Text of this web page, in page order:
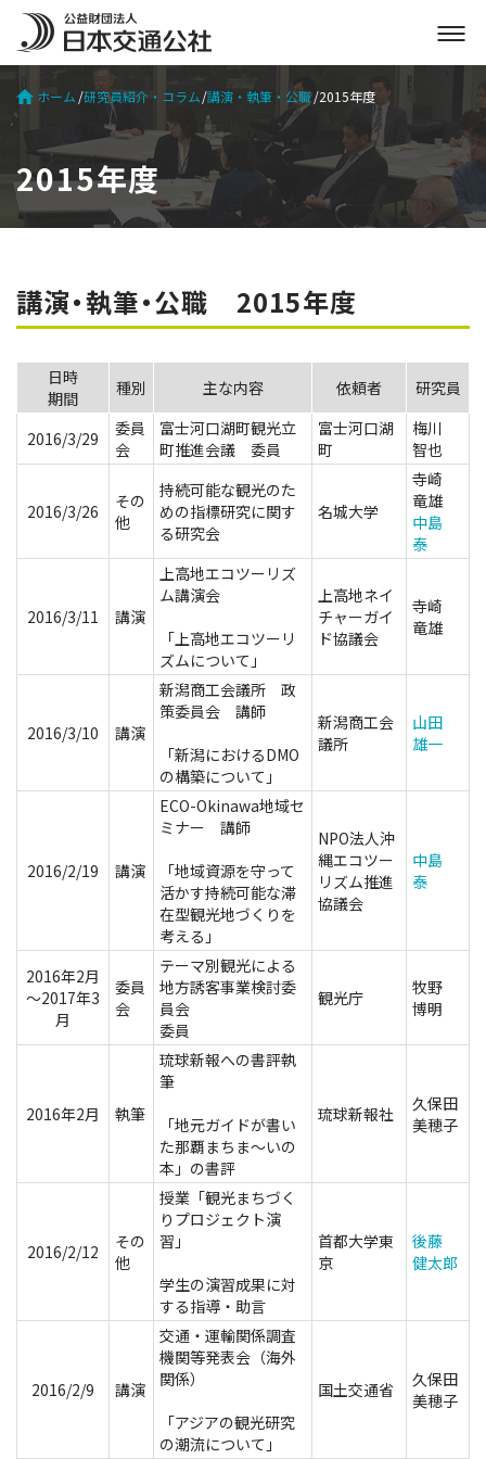
メ
ニ
を
開
ホーム 研究員紹介・コラム 講演・執筆・公職 2015年度
2015年度
講演・執筆・公職 2015年度
日時
期間
種別 主な内容 依頼者 研究員
2016/3/29
委員
会
富士河口湖町観光立
町推進会議 委員
富士河口湖
町
梅川
智也
2016/3/26
その
他
持続可能な観光のた
めの指標研究に関す
る研究会
名城大学
寺崎
竜雄
中島
泰
2016/3/11 講演
上高地エコツーリズ
ム講演会
「上高地エコツーリ
ズムについて」
上高地ネイ
チャーガイ
ド協議会
寺崎
竜雄
2016/3/10 講演
新潟商工会議所 政
策委員会 講師
「新潟におけるDMO
の構築について」
新潟商工会
議所
山田
雄一
2016/2/19 講演
ECO-Okinawa地域セ
ミナー 講師
「地域資源を守って
活かす持続可能な滞
在型観光地づくりを
考える」
NPO法人沖
縄エコツー
リズム推進
協議会
中島
泰
2016年2月
～2017年3
月
委員
会
テーマ別観光による
地方誘客事業検討委
員会
委員
観光庁
牧野
博明
2016年2月 執筆
琉球新報への書評執
筆
「地元ガイドが書い
た那覇まちま～いの
本」の書評
琉球新報社
久保田
美穂子
2016/2/12
その
他
授業「観光まちづく
りプロジェクト演
習」
学生の演習成果に対
する指導・助言
首都大学東
京
後藤
健太郎
2016/2/9 講演
交通・運輸関係調査
機関等発表会（海外
関係）
「アジアの観光研究
の潮流について」
国土交通省
久保田
美穂子